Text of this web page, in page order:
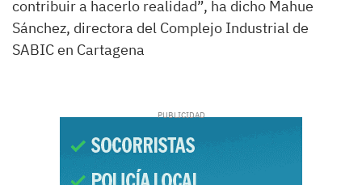
contribuir a hacerlo realidad”, ha dicho Mahue
Sánchez, directora del Complejo Industrial de
SABIC en Cartagena